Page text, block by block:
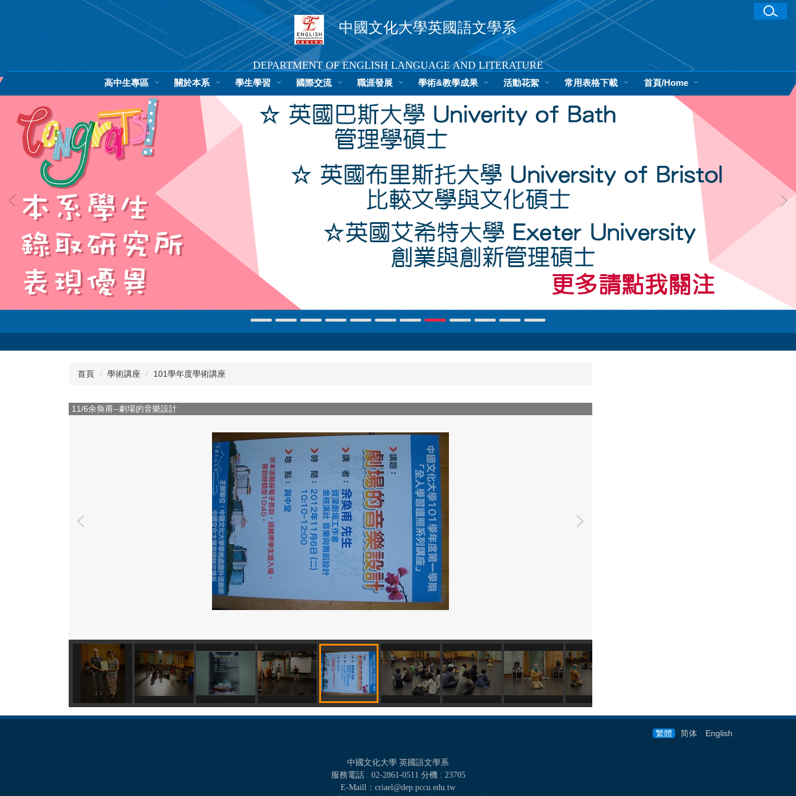
容
中國文化大學英國語文學系
DEPARTMENT OF ENGLISH LANGUAGE AND LITERATURE
文大首頁 中文版
高中生專區 關於本系 學生學習 國際交流 職涯發展 學術&教學成果 活動花絮 常用表格下載 首頁/Home
首頁 學術講座 101學年度學術講座
11/6余奐甫--劇場的音樂設計
繁體 简体 English
中國文化大學 英國語文學系
服務電話 : 02-2861-0511 分機 : 23705
E-Maill：criael@dep.pccu.edu.tw